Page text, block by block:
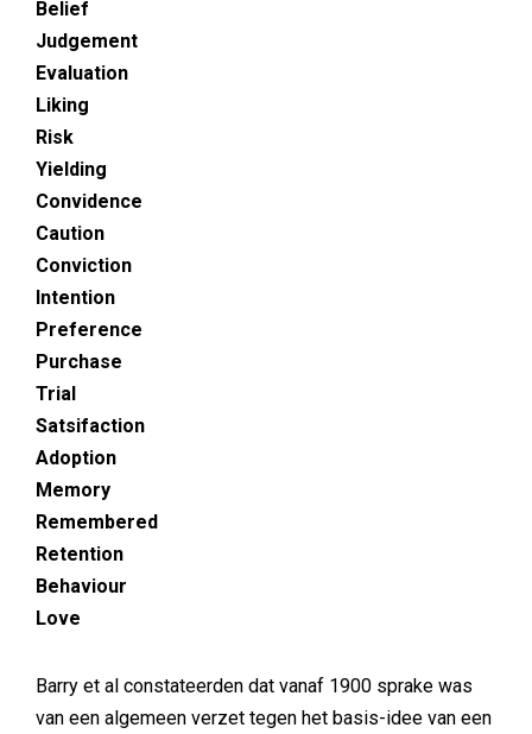
Belief
Judgement
Evaluation
Liking
Risk
Yielding
Convidence
Caution
Conviction
Intention
Preference
Purchase
Trial
Satsifaction
Adoption
Memory
Remembered
Retention
Behaviour
Love
Barry et al constateerden dat vanaf 1900 sprake was
van een algemeen verzet tegen het basis-idee van een